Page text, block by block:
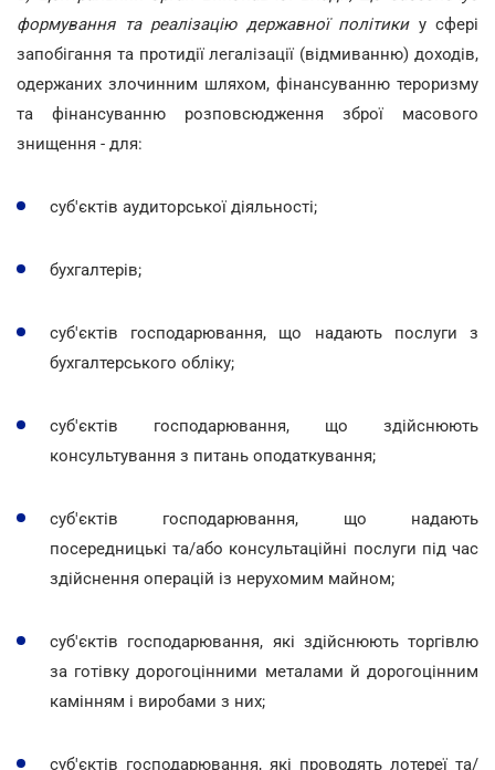
формування та реалізацію державної політикиу сфері
запобігання та протидії легалізації (відмиванню) доходів,
одержаних злочинним шляхом, фінансуванню тероризму
та фінансуванню розповсюдження зброї масового
знищення - для:
суб'єктів аудиторської діяльності;
бухгалтерів;
суб'єктів господарювання, що надають послуги з
бухгалтерського обліку;
суб'єктів господарювання, що здійснюють
консультування з питань оподаткування;
суб'єктів господарювання, що надають
посередницькі та/або консультаційні послуги під час
здійснення операцій із нерухомим майном;
суб'єктів господарювання, які здійснюють торгівлю
за готівку дорогоцінними металами й дорогоцінним
камінням і виробами з них;
суб'єктів господарювання, які проводять лотереї та/